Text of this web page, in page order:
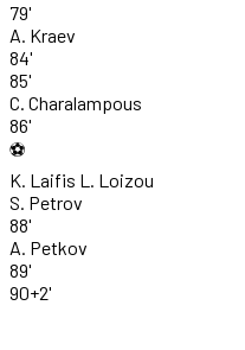
79'
A. Kraev
84'
85'
C. Charalampous
86'
⚽
K. Laifis L. Loizou
S. Petrov
88'
A. Petkov
89'
90+2'